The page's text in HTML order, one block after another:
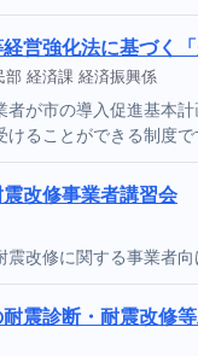
営強化法に基づく
部 経済課 経済振興係
者が市の導入促進基本
けることができる制度で
改修事業者講習会
震改修に関する事業者向
震診断・耐震改修